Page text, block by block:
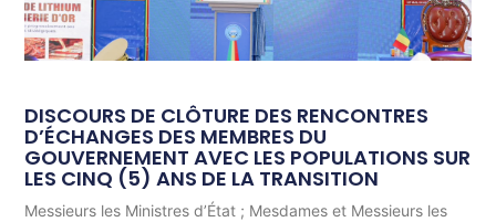
DISCOURS DE CLÔTURE DES RENCONTRES
D’ÉCHANGES DES MEMBRES DU
GOUVERNEMENT AVEC LES POPULATIONS SUR
LES CINQ (5) ANS DE LA TRANSITION
Messieurs les Ministres d’État ; Mesdames et Messieurs les